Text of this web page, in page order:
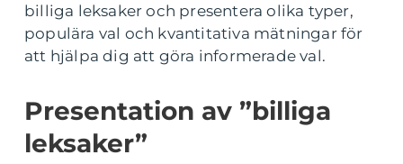
billiga leksaker och presentera olika typer,
populära val och kvantitativa mätningar för
att hjälpa dig att göra informerade val.
Presentation av ”billiga
leksaker”